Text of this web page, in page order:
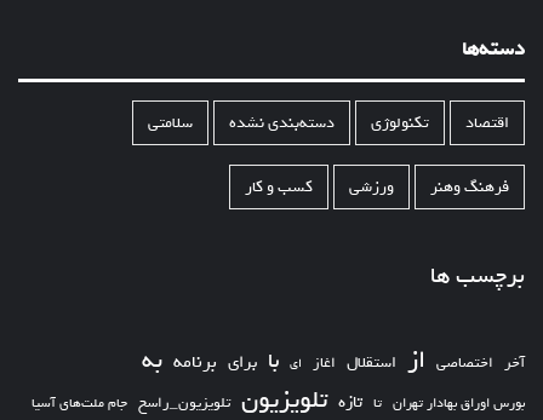
دسته‌ها
اقتصاد تکنولوژی دسته‌بندی نشده سلامتی
فرهنگ وهنر ورزشی کسب و کار
برچسب ها
آخر اختصاصی از استقلال اغاز ای با برای برنامه به
بورس اوراق بهادار تهران تا تازه تلویزیون تلویزیون_راسخ جام ملت‌های آسیا